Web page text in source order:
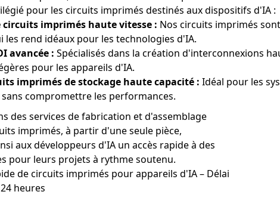
pour les circuits imprimés destinés aux dispositifs d'IA :
circuits imprimés haute vitesse : Nos circuits imprimés
les rend idéaux pour les technologies d'IA.
avancée : Spécialisés dans la création d'interconnexions
pour les appareils d'IA.
imprimés de stockage haute capacité : Idéal pour les
compromettre les performances.
des services de fabrication et d'assemblage
imprimés, à partir d'une seule pièce,
aux développeurs d'IA un accès rapide à des
pour leurs projets à rythme soutenu.
de circuits imprimés pour appareils d'IA – Délai
heures
par l'IA :Les applications d'IA impliquent souvent des calculs
doivent gérer efficacement de vastes quantités de
des serveurs d'IA même sous forte charge de traitement,
pour la santé :